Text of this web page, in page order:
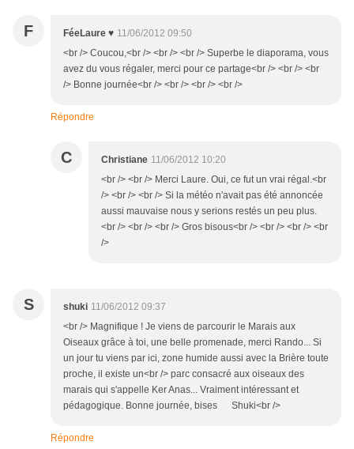
F FéeLaure ♥ 11/06/2012 09:50
<br /> Coucou,<br /> <br /> <br /> Superbe le diaporama, vous
avez du vous régaler, merci pour ce partage<br /> <br /> <br
/> Bonne journée<br /> <br /> <br /> <br />
Répondre
C Christiane 11/06/2012 10:20
<br /> <br /> Merci Laure. Oui, ce fut un vrai régal.<br
/> <br /> <br /> Si la météo n'avait pas été annoncée
aussi mauvaise nous y serions restés un peu plus.
<br /> <br /> <br /> Gros bisous<br /> <br /> <br /> <br
/>
S shuki 11/06/2012 09:37
<br /> Magnifique ! Je viens de parcourir le Marais aux
Oiseaux grâce à toi, une belle promenade, merci Rando... Si
un jour tu viens par ici, zone humide aussi avec la Brière toute
proche, il existe un<br /> parc consacré aux oiseaux des
marais qui s'appelle Ker Anas... Vraiment intéressant et
pédagogique. Bonne journée, bises Shuki<br />
Répondre